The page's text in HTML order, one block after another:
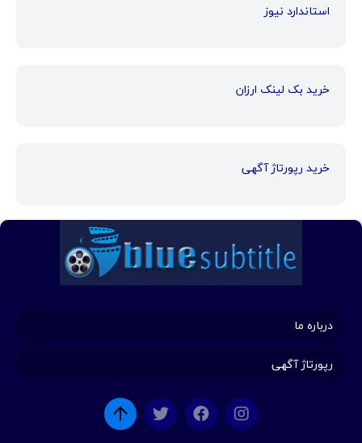
استاندارد نیوز
خرید بک لینک ارزان
خرید رپورتاژ آگهی
درباره ما
رپورتاژ آگهی